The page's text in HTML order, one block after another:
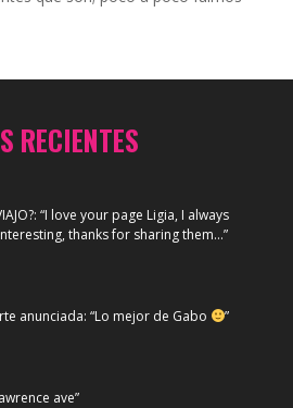
RECIENTES
: “I love your page Ligia, I always
thanks for sharing them…”
anunciada: “Lo mejor de Gabo ”
ave”